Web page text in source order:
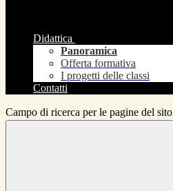
Didattica
Panoramica
Offerta formativa
I progetti delle classi
Contatti
Campo di ricerca per le pagine del sito